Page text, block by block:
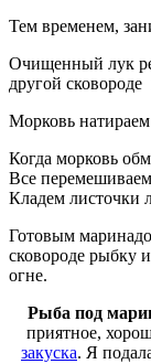
Тем временем,
Очищенный лук
другой сковороде
Морковь
Когда морковь
Все
Кладем листочки
Готовым
сковороде рыбку
огне.
Рыба под
приятное,
закуска. Я